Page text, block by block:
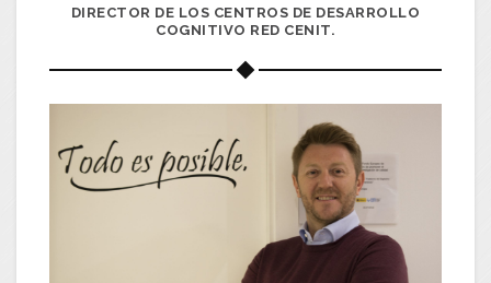
DIRECTOR DE LOS CENTROS DE DESARROLLO
COGNITIVO RED CENIT.